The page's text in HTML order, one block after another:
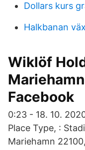
Dollars kurs
Halkbanan
Wiklöf
Facebook
0:23 - 18. 10.
Place Type, :
Mariehamn